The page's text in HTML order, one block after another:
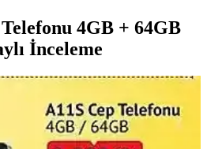
4GB + 64GB
İnceleme